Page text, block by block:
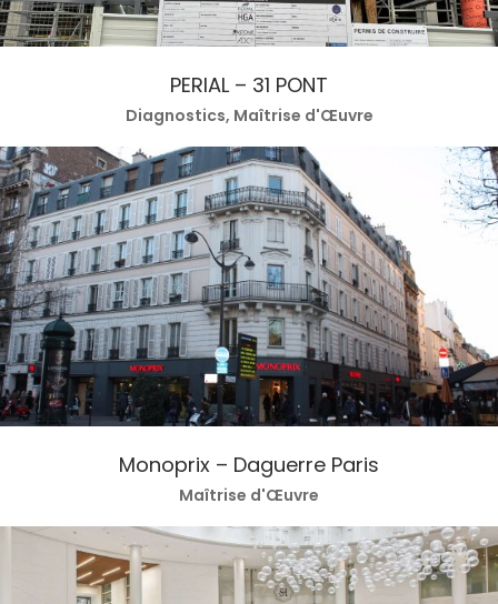
PERIAL – 31 PONT
Diagnostics, Maîtrise d'Œuvre
Monoprix – Daguerre Paris
Maîtrise d'Œuvre